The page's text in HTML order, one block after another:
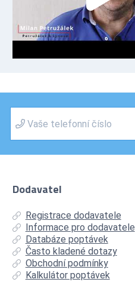
Dodavatel
Registrace dodavatele
Informace pro dodavatele
Databáze poptávek
Často kladené dotazy
Obchodní podmínky
Kalkulátor poptávek